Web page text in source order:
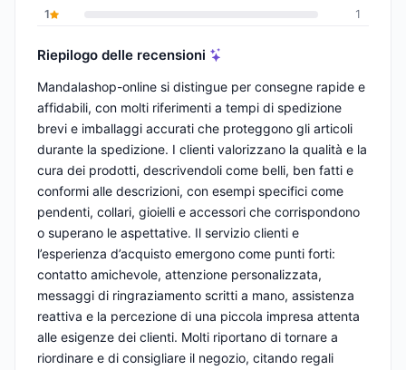
1
1
Riepilogo delle recensioni
Mandalashop-online si distingue per consegne rapide e
affidabili, con molti riferimenti a tempi di spedizione
brevi e imballaggi accurati che proteggono gli articoli
durante la spedizione. I clienti valorizzano la qualità e la
cura dei prodotti, descrivendoli come belli, ben fatti e
conformi alle descrizioni, con esempi specifici come
pendenti, collari, gioielli e accessori che corrispondono
o superano le aspettative. Il servizio clienti e
l’esperienza d’acquisto emergono come punti forti:
contatto amichevole, attenzione personalizzata,
messaggi di ringraziamento scritti a mano, assistenza
reattiva e la percezione di una piccola impresa attenta
alle esigenze dei clienti. Molti riportano di tornare a
riordinare e di consigliare il negozio, citando regali